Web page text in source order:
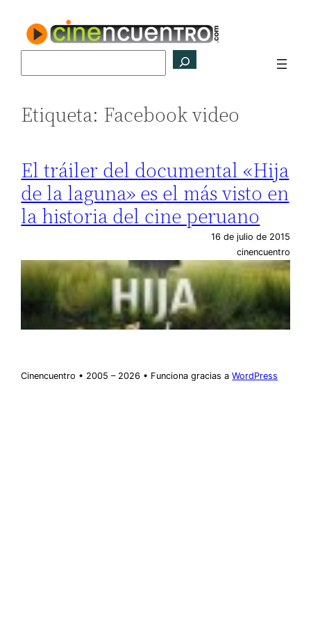
contenido
Etiqueta: Facebook video
El tráiler del documental «Hija
de la laguna» es el más visto en
la historia del cine peruano
16 de julio de 2015
cinencuentro
Cinencuentro • 2005 – 2026 • Funciona gracias aWordPress